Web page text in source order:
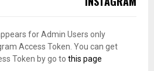
for Admin Users only:
Access Token. You can get
Token by go to this page